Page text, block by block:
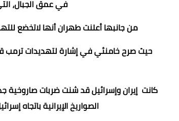
في عمق الجبال،
من جانبها أعلنت طهران أنها لاتخضع
حيث صرح خامنئي في إشارة لتهديدات ترمب
كانت إيران وإسرائيل قد شنت ضربات صاروخية
الصواريخ الإيرانية باتجاه